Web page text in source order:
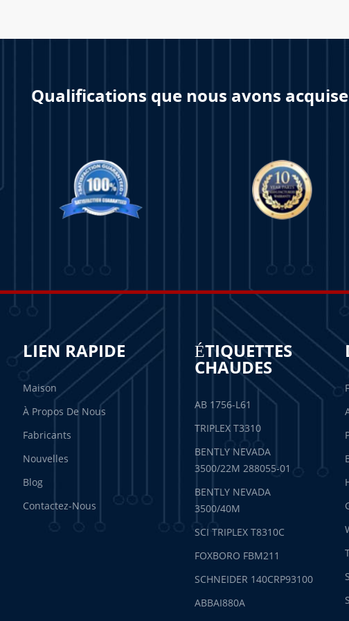
Qualifications que nous avons
LIEN RAPIDE
Maison
À Propos De Nous
Fabricants
Nouvelles
Blog
Contactez-Nous
ÉTIQUETTES
CHAUDES
AB 1756-L61
TRIPLEX T3310
BENTLY NEVADA
3500/22M 288055-01
BENTLY NEVADA
3500/40M
SCI TRIPLEX T8310C
FOXBORO FBM211
SCHNEIDER 140CRP93100
ABBAI880A